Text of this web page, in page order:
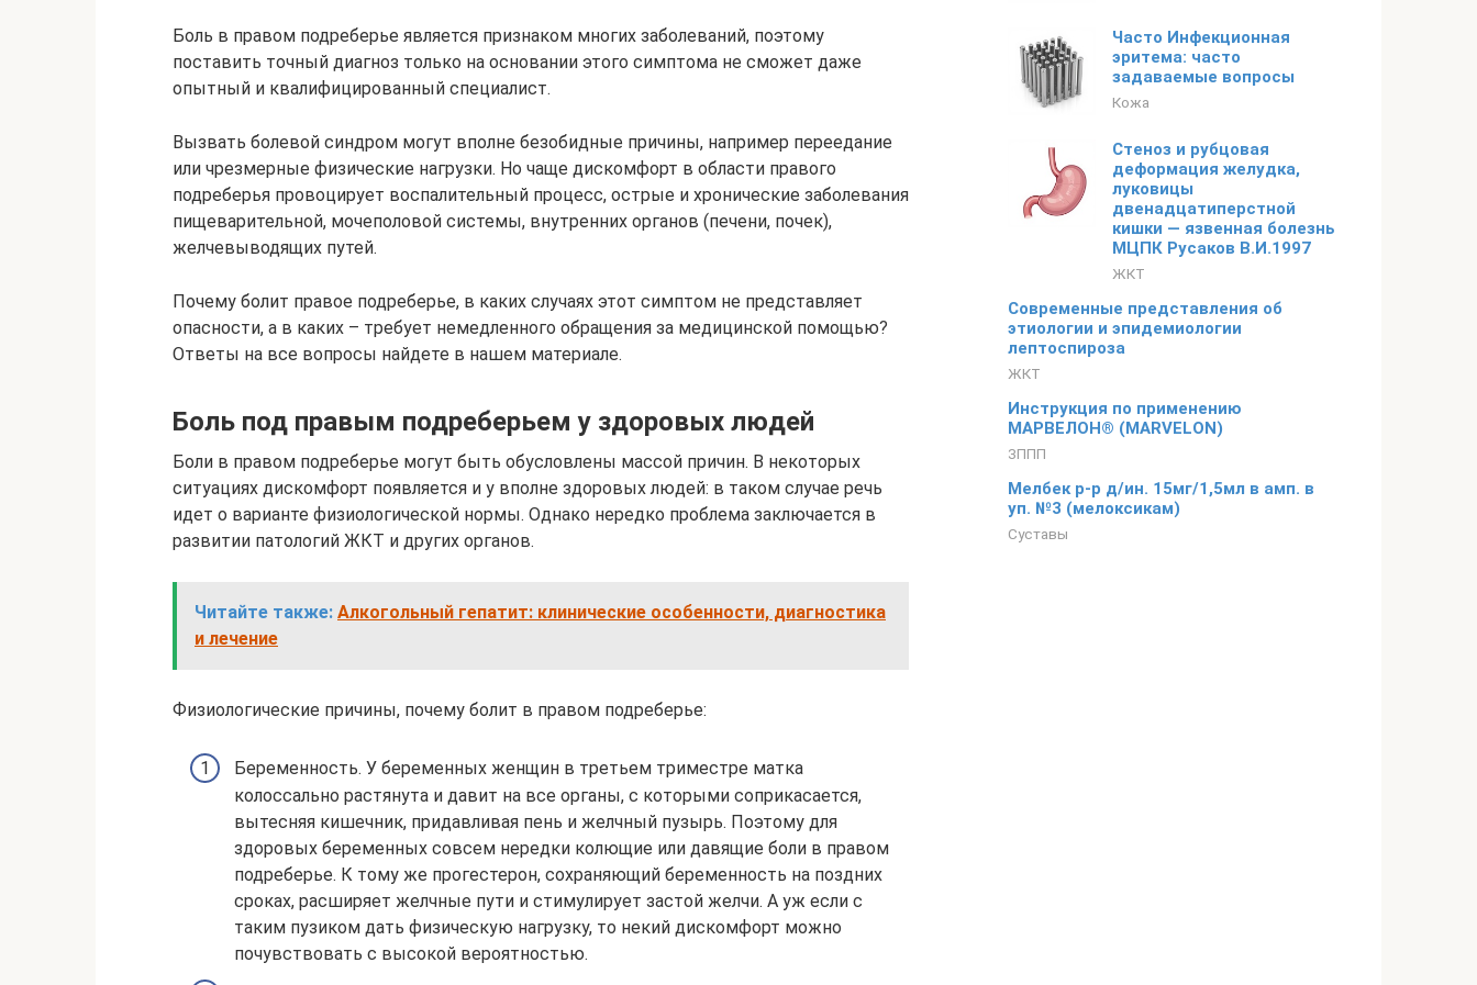
Боль в правом подреберье является признаком многих заболеваний, поэтому
поставить точный диагноз только на основании этого симптома не сможет даже
опытный и квалифицированный специалист.
Вызвать болевой синдром могут вполне безобидные причины, например переедание
или чрезмерные физические нагрузки. Но чаще дискомфорт в области правого
подреберья провоцирует воспалительный процесс, острые и хронические заболевания
пищеварительной, мочеполовой системы, внутренних органов (печени, почек),
желчевыводящих путей.
Почему болит правое подреберье, в каких случаях этот симптом не представляет
опасности, а в каких – требует немедленного обращения за медицинской помощью?
Ответы на все вопросы найдете в нашем материале.
Боль под правым подреберьем у здоровых людей
Боли в правом подреберье могут быть обусловлены массой причин. В некоторых
ситуациях дискомфорт появляется и у вполне здоровых людей: в таком случае речь
идет о варианте физиологической нормы. Однако нередко проблема заключается в
развитии патологий ЖКТ и других органов.
Читайте также: Алкогольный гепатит: клинические особенности, диагностика
и лечение
Физиологические причины, почему болит в правом подреберье:
Беременность. У беременных женщин в третьем триместре матка
колоссально растянута и давит на все органы, с которыми соприкасается,
вытесняя кишечник, придавливая пень и желчный пузырь. Поэтому для
здоровых беременных совсем нередки колющие или давящие боли в правом
подреберье. К тому же прогестерон, сохраняющий беременность на поздних
сроках, расширяет желчные пути и стимулирует застой желчи. А уж если с
таким пузиком дать физическую нагрузку, то некий дискомфорт можно
почувствовать с высокой вероятностью.
Часто Инфекционная
эритема: часто
задаваемые вопросы
Кожа
Стеноз и рубцовая
деформация желудка,
луковицы
двенадцатиперстной
кишки — язвенная болезнь
МЦПК Русаков В.И.1997
ЖКТ
Современные представления об
этиологии и эпидемиологии
лептоспироза
ЖКТ
Инструкция по применению
МАРВЕЛОН® (MARVELON)
ЗППП
Мелбек р-р д/ин. 15мг/1,5мл в амп. в
уп. №3 (мелоксикам)
Суставы